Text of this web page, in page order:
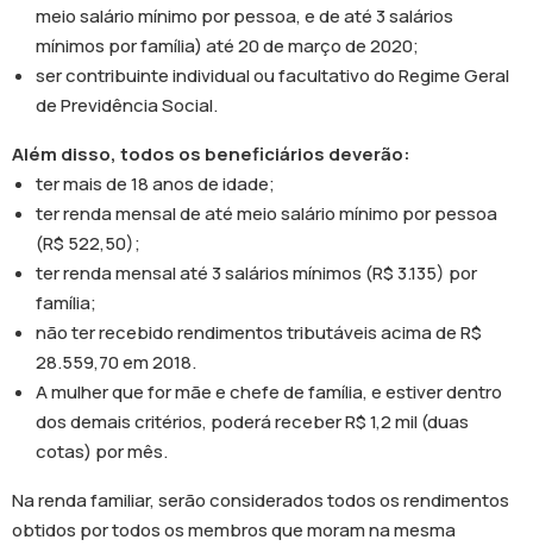
meio salário mínimo por pessoa, e de até 3 salários
mínimos por família) até 20 de março de 2020;
ser contribuinte individual ou facultativo do Regime Geral
de Previdência Social.
Além disso, todos os beneficiários deverão:
ter mais de 18 anos de idade;
ter renda mensal de até meio salário mínimo por pessoa
(R$ 522,50);
ter renda mensal até 3 salários mínimos (R$ 3.135) por
família;
não ter recebido rendimentos tributáveis acima de R$
28.559,70 em 2018.
A mulher que for mãe e chefe de família, e estiver dentro
dos demais critérios, poderá receber R$ 1,2 mil (duas
cotas) por mês.
Na renda familiar, serão considerados todos os rendimentos
obtidos por todos os membros que moram na mesma